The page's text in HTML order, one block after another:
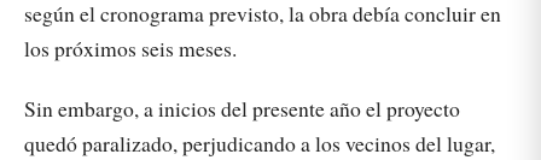
según el cronograma previsto, la obra debía concluir en
los próximos seis meses.
Sin embargo, a inicios del presente año el proyecto
quedó paralizado, perjudicando a los vecinos del lugar,